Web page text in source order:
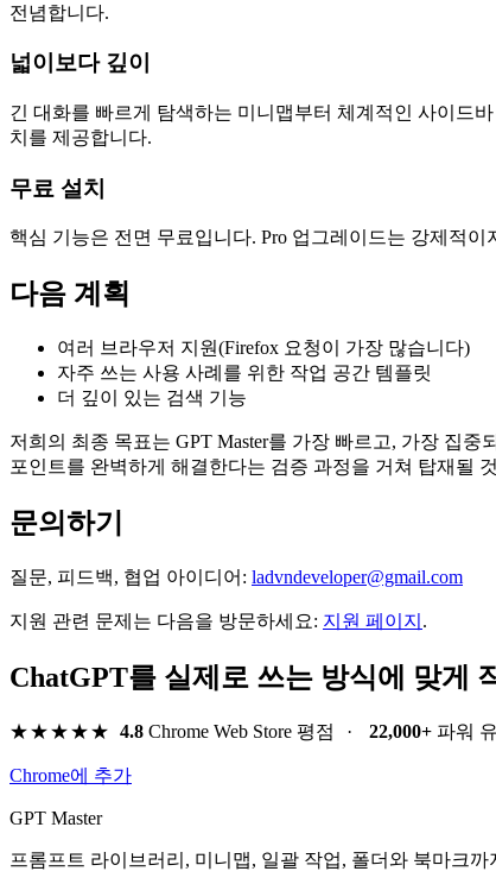
전념합니다.
넓이보다 깊이
긴 대화를 빠르게 탐색하는 미니맵부터 체계적인 사이드
치를 제공합니다.
무료 설치
핵심 기능은 전면 무료입니다. Pro 업그레이드는 강제적
다음 계획
여러 브라우저 지원(Firefox 요청이 가장 많습니다)
자주 쓰는 사용 사례를 위한 작업 공간 템플릿
더 깊이 있는 검색 기능
저희의 최종 목표는 GPT Master를 가장 빠르고, 가장 집
포인트를 완벽하게 해결한다는 검증 과정을 거쳐 탑재될
문의하기
질문, 피드백, 협업 아이디어: ladvndeveloper@gmail.com
지원 관련 문제는 다음을 방문하세요: 지원 페이지 .
ChatGPT를 실제로 쓰는 방식에 맞게
★★★★★ 4.8Chrome Web Store 평점 · 22,000+파워
Chrome에 추가
GPT Master
프롬프트 라이브러리, 미니맵, 일괄 작업, 폴더와 북마크